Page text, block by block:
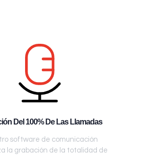
Del 100% De Las Llamadas
software de comunicación
la grabación de la totalidad de